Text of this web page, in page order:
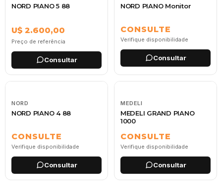
NORD PIANO 5 88
U$ 2.600,00
Preço de referência
Consultar
NORD PIANO Monitor
CONSULTE
Verifique disponibilidade
Consultar
NORD
NORD PIANO 4 88
CONSULTE
Verifique disponibilidade
Consultar
MEDELI
MEDELI GRAND PIANO
1000
CONSULTE
Verifique disponibilidade
Consultar